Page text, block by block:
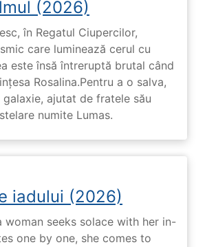
(2026)
în Regatul Ciupercilor,
care luminează cerul cu
este însă întreruptă brutal când
Rosalina.Pentru a o salva,
ajutat de fratele său
numite Lumas.
iadului (2026)
seeks solace with her in-
one by one, she comes to